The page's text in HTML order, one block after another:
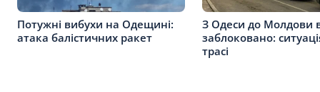
Потужні вибухи на Одещині:
атака балістичних ракет
З Одеси до Молдови
заблоковано:
трасі